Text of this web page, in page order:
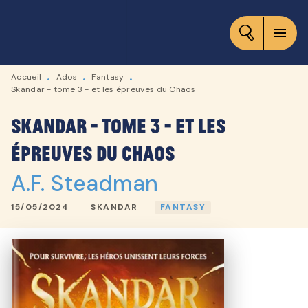
CONTENU
menu
Accueil • Ados • Fantasy •
Skandar - tome 3 - et les épreuves du Chaos
Skandar - tome 3 - et les
épreuves du Chaos
A.F. Steadman
15/05/2024 SKANDAR FANTASY